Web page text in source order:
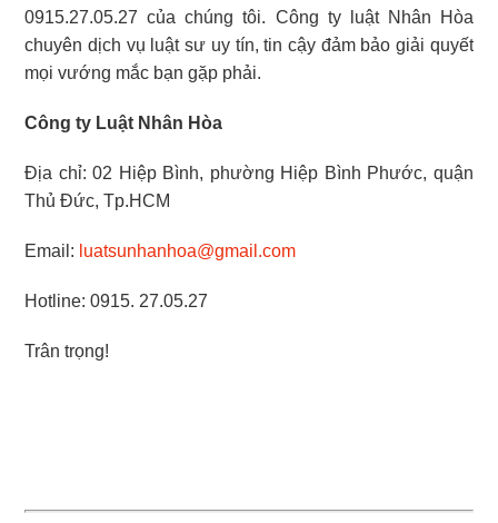
0915.27.05.27 của chúng tôi. Công ty luật Nhân Hòa
chuyên dịch vụ luật sư uy tín, tin cậy đảm bảo giải quyết
mọi vướng mắc bạn gặp phải.
Công ty Luật Nhân Hòa
Địa chỉ: 02 Hiệp Bình, phường Hiệp Bình Phước, quận
Thủ Đức, Tp.HCM
Email: luatsunhanhoa@gmail.com
Hotline: 0915. 27.05.27
Trân trọng!